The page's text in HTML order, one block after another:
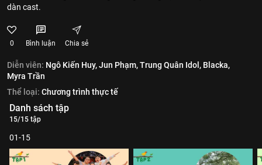
dàn cast.
0 Bình luận Chia sẻ
Diễn viên: Ngô Kiến Huy,Jun Phạm,Trung Quân Idol, Blacka,
Myra Trần
Thể loại: Chương trình thực tế
Danh sách tập
15/15 tập
01-15